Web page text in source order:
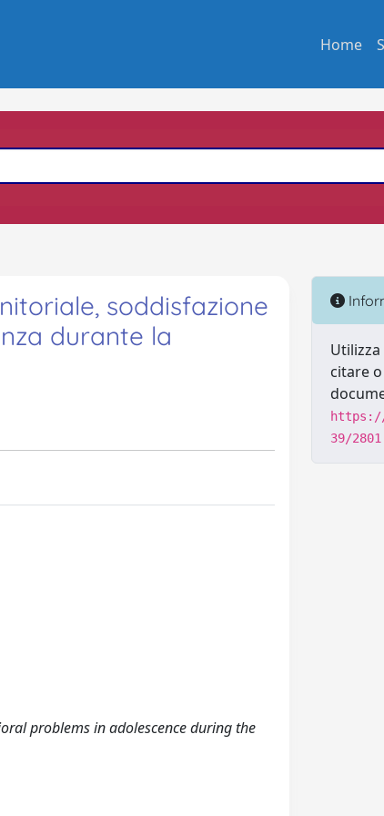
Home
soddisfazione
durante la
problems in adolescence during the
citare
39/2801